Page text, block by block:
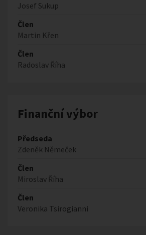
Josef Sukup
Člen
Martin Křen
Člen
Radoslav Říha
Finanční výbor
Předseda
Zdeněk Němeček
Člen
Miroslav Říha
Člen
Veronika Tsirogianni